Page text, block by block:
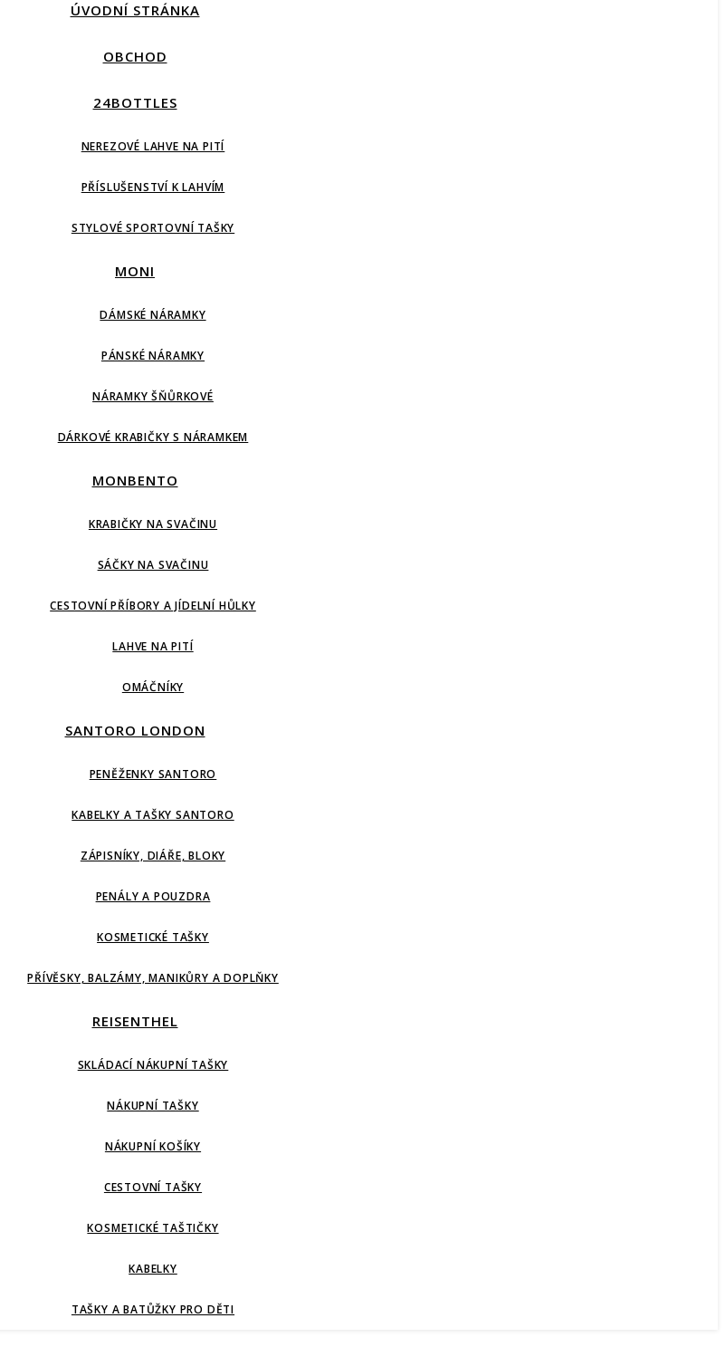
ÚVODNÍ STRÁNKA
OBCHOD
24BOTTLES
NEREZOVÉ LAHVE NA PITÍ
PŘÍSLUŠENSTVÍ K LAHVÍM
STYLOVÉ SPORTOVNÍ TAŠKY
MONI
DÁMSKÉ NÁRAMKY
PÁNSKÉ NÁRAMKY
NÁRAMKY ŠŇŮRKOVÉ
DÁRKOVÉ KRABIČKY S NÁRAMKEM
MONBENTO
KRABIČKY NA SVAČINU
SÁČKY NA SVAČINU
CESTOVNÍ PŘÍBORY A JÍDELNÍ HŮLKY
LAHVE NA PITÍ
OMÁČNÍKY
SANTORO LONDON
PENĚŽENKY SANTORO
KABELKY A TAŠKY SANTORO
ZÁPISNÍKY, DIÁŘE, BLOKY
PENÁLY A POUZDRA
KOSMETICKÉ TAŠKY
PŘÍVĚSKY, BALZÁMY, MANIKŮRY A DOPLŇKY
REISENTHEL
SKLÁDACÍ NÁKUPNÍ TAŠKY
NÁKUPNÍ TAŠKY
NÁKUPNÍ KOŠÍKY
CESTOVNÍ TAŠKY
KOSMETICKÉ TAŠTIČKY
KABELKY
TAŠKY A BATŮŽKY PRO DĚTI